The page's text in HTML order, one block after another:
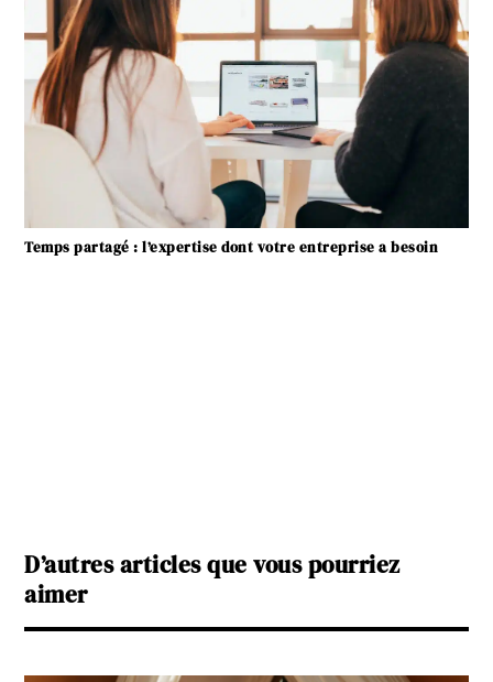
Temps partagé : l’expertise dont votre entreprise a besoin
D’autres articles que vous pourriez
aimer